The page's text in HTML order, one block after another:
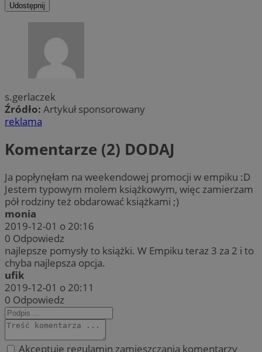
Udostępnij
s.gerlaczek
Źródło: Artykuł sponsorowany
reklama
Komentarze (2) DODAJ
Ja popłynęłam na weekendowej promocji w empiku :D
Jestem typowym molem książkowym, więc zamierzam
pół rodziny też obdarować książkami ;)
monia
2019-12-01 o 20:16
0 Odpowiedz
najlepsze pomysły to książki. W Empiku teraz 3 za 2 i to
chyba najlepsza opcja.
ufik
2019-12-01 o 20:11
0 Odpowiedz
Akceptuję regulamin zamieszczania komentarzy